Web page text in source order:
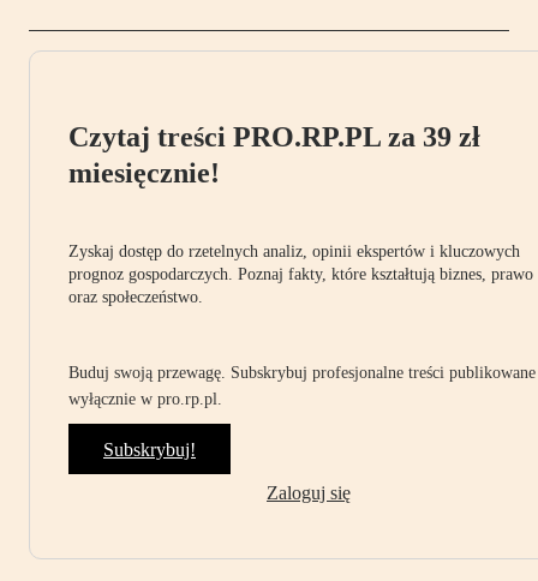
Czytaj treści PRO.RP.PL za 39 zł
miesięcznie!
Zyskaj dostęp do rzetelnych analiz, opinii ekspertów i kluczowych
prognoz gospodarczych. Poznaj fakty, które kształtują biznes, prawo
oraz społeczeństwo.
Buduj swoją przewagę. Subskrybuj profesjonalne treści publikowane
wyłącznie w pro.rp.pl.
Subskrybuj!
Zaloguj się